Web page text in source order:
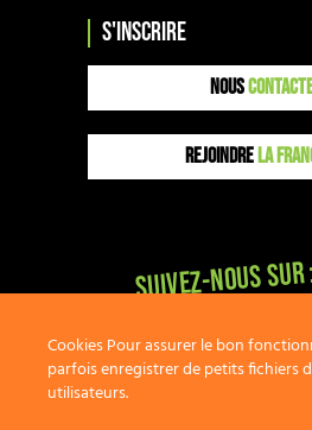
s'inscrire
NOUS
REJOINDRE LA
Suivez-nous
Cookies Pour assurer le bon
parfois enregistrer de petits fichiers
utilisateurs.